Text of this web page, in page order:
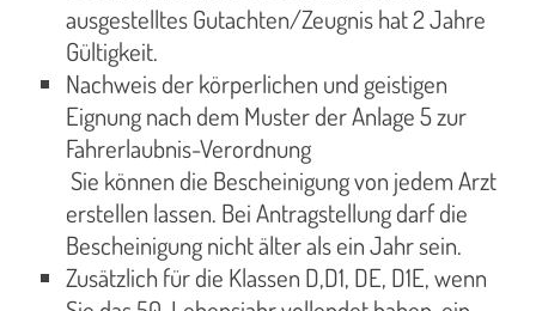
ausgestelltes Gutachten/Zeugnis hat 2 Jahre
Gültigkeit.
Nachweis der körperlichen und geistigen
Eignung nach dem Muster der Anlage 5 zur
Fahrerlaubnis-Verordnung
Sie können die Bescheinigung von jedem Arzt
erstellen lassen. Bei Antragstellung darf die
Bescheinigung nicht älter als ein Jahr sein.
Zusätzlich für die Klassen D,D1, DE, D1E, wenn